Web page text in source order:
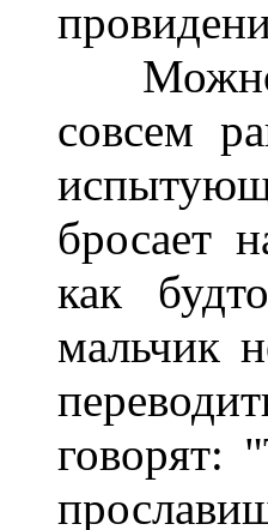
Можно
совсем
бросает
как
мальчик
говорят: